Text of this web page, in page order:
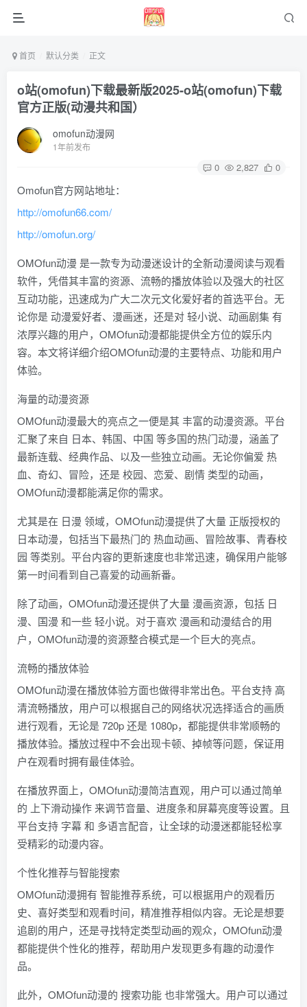
首页 默认分类 正文
o站(omofun)下载最新版2025-o站(omofun)下载
官方正版(动漫共和国）
omofun动漫网
1年前发布
0 2,827 0
Omofun官方网站地址：
http://omofun66.com/
http://omofun.org/
OMOfun动漫 是一款专为动漫迷设计的全新动漫阅读与观看
软件，凭借其丰富的资源、流畅的播放体验以及强大的社区
互动功能，迅速成为广大二次元文化爱好者的首选平台。无
论你是 动漫爱好者、漫画迷，还是对 轻小说、动画剧集 有
浓厚兴趣的用户，OMOfun动漫都能提供全方位的娱乐内
容。本文将详细介绍OMOfun动漫的主要特点、功能和用户
体验。
海量的动漫资源
OMOfun动漫最大的亮点之一便是其 丰富的动漫资源。平台
汇聚了来自 日本、韩国、中国 等多国的热门动漫，涵盖了
最新连载、经典作品、以及一些独立动画。无论你偏爱 热
血、奇幻、冒险，还是 校园、恋爱、剧情 类型的动画，
OMOfun动漫都能满足你的需求。
尤其是在 日漫 领域，OMOfun动漫提供了大量 正版授权的
日本动漫，包括当下最热门的 热血动画、冒险故事、青春校
园 等类别。平台内容的更新速度也非常迅速，确保用户能够
第一时间看到自己喜爱的动画新番。
除了动画，OMOfun动漫还提供了大量 漫画资源，包括 日
漫、国漫 和一些 轻小说。对于喜欢 漫画和动漫结合的用
户，OMOfun动漫的资源整合模式是一个巨大的亮点。
流畅的播放体验
OMOfun动漫在播放体验方面也做得非常出色。平台支持 高
清流畅播放，用户可以根据自己的网络状况选择适合的画质
进行观看，无论是 720p 还是 1080p，都能提供非常顺畅的
播放体验。播放过程中不会出现卡顿、掉帧等问题，保证用
户在观看时拥有最佳体验。
在播放界面上，OMOfun动漫简洁直观，用户可以通过简单
的 上下滑动操作 来调节音量、进度条和屏幕亮度等设置。且
平台支持 字幕 和 多语言配音，让全球的动漫迷都能轻松享
受精彩的动漫内容。
个性化推荐与智能搜索
OMOfun动漫拥有 智能推荐系统，可以根据用户的观看历
史、喜好类型和观看时间，精准推荐相似内容。无论是想要
追剧的用户，还是寻找特定类型动画的观众，OMOfun动漫
都能提供个性化的推荐，帮助用户发现更多有趣的动漫作
品。
此外，OMOfun动漫的 搜索功能 也非常强大。用户可以通过